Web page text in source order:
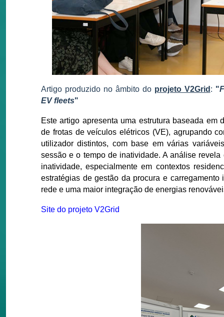
Artigo produzido no âmbito do projeto V2Grid : "
EV fleets"
Este artigo apresenta uma estrutura baseada
de frotas de veículos elétricos (VE), agrupando
utilizador distintos, com base em várias
sessão e o tempo de inatividade. A análise
inatividade, especialmente em contextos
estratégias de gestão da procura e
rede e uma maior integração de energias
Site do projeto V2Grid